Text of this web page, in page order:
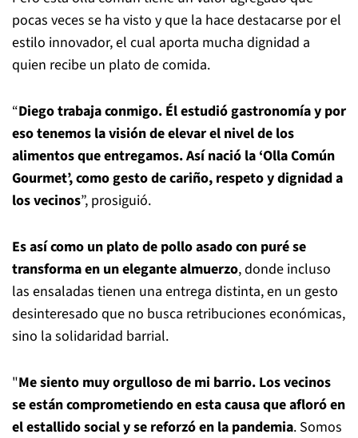
pocas veces se ha visto y que la hace destacarse por el
estilo innovador, el cual aporta mucha dignidad a
quien recibe un plato de comida.
“Diego trabaja conmigo. Él estudió gastronomía y por
eso tenemos la visión de elevar el nivel de los
alimentos que entregamos. Así nació la ‘Olla Común
Gourmet’, como gesto de cariño, respeto y dignidad a
los vecinos”, prosiguió.
Es así como un plato de pollo asado con puré se
transforma en un elegante almuerzo, donde incluso
las ensaladas tienen una entrega distinta, en un gesto
desinteresado que no busca retribuciones económicas,
sino la solidaridad barrial.
"Me siento muy orgulloso de mi barrio. Los vecinos
se están comprometiendo en esta causa que afloró en
el estallido social y se reforzó en la pandemia. Somos